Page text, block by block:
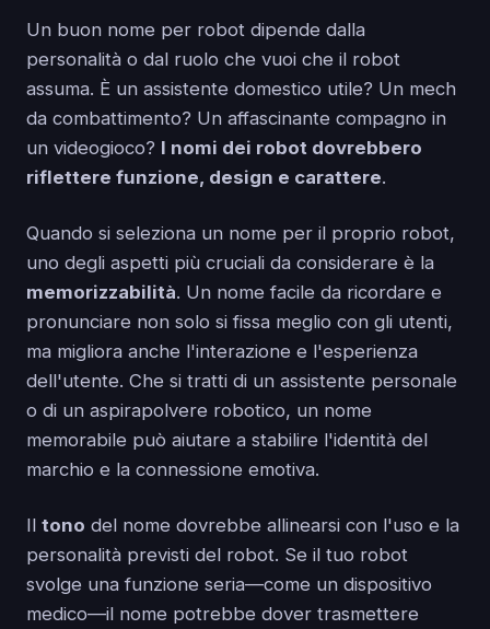
Un buon nome per robot dipende dalla
personalità o dal ruolo che vuoi che il robot
assuma. È un assistente domestico utile? Un mech
da combattimento? Un affascinante compagno in
un videogioco? I nomi dei robot dovrebbero
riflettere funzione, design e carattere.
Quando si seleziona un nome per il proprio robot,
uno degli aspetti più cruciali da considerare è la
memorizzabilità. Un nome facile da ricordare e
pronunciare non solo si fissa meglio con gli utenti,
ma migliora anche l'interazione e l'esperienza
dell'utente. Che si tratti di un assistente personale
o di un aspirapolvere robotico, un nome
memorabile può aiutare a stabilire l'identità del
marchio e la connessione emotiva.
Il tono del nome dovrebbe allinearsi con l'uso e la
personalità previsti del robot. Se il tuo robot
svolge una funzione seria—come un dispositivo
medico—il nome potrebbe dover trasmettere